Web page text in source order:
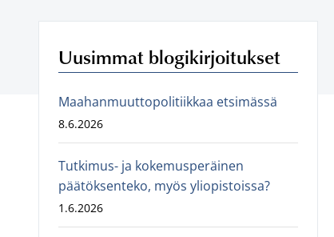
Uusimmat blogikirjoitukset
Maahanmuuttopolitiikkaa etsimässä
8.6.2026
Tutkimus- ja kokemusperäinen
päätöksenteko, myös yliopistoissa?
1.6.2026